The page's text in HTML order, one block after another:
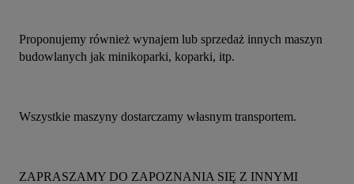
Proponujemy również wynajem lub sprzedaż innych maszyn
budowlanych jak minikoparki, koparki, itp.
Wszystkie maszyny dostarczamy własnym transportem.
ZAPRASZAMY DO ZAPOZNANIA SIĘ Z INNYMI